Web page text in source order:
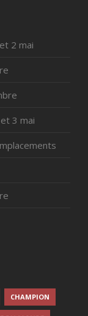
2 mai
3 mai
CHAMPION